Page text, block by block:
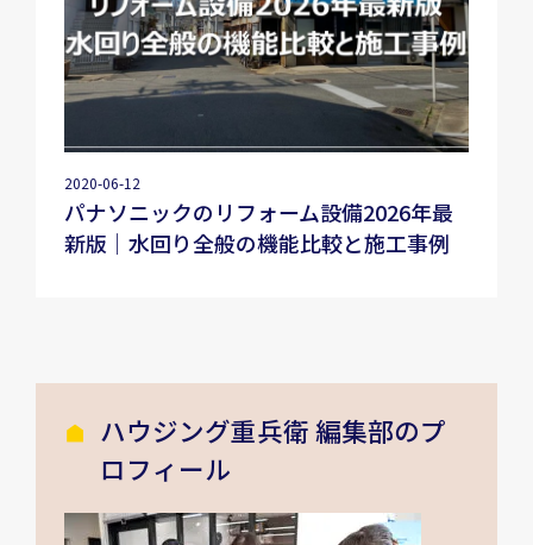
2020-06-12
パナソニックのリフォーム設備2026年最
新版｜水回り全般の機能比較と施工事例
ハウジング重兵衛 編集部のプ
ロフィール